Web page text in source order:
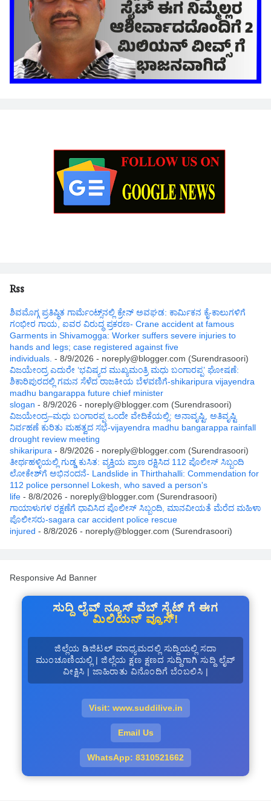
Rss
ಶಿವಮೊಗ್ಗ ಪ್ರತಿಷ್ಥಿತ ಗಾರ್ಮೆಂಟ್ಸ್‌ನಲ್ಲಿ ಕ್ರೇನ್ ಅವಘಡ: ಕಾರ್ಮಿಕನ ಕೈ-ಕಾಲುಗಳಿಗೆ
ಗಂಭೀರ ಗಾಯ, ಐವರ ವಿರುದ್ಧ ಪ್ರಕರಣ- Crane accident at famous
Garments in Shivamogga: Worker suffers severe injuries to
hands and legs; case registered against five
individuals. - 8/9/2026 - noreply@blogger.com (Surendrasoori)
ವಿಜಯೇಂದ್ರ ಎದುರೇ ‘ಭವಿಷ್ಯದ ಮುಖ್ಯಮಂತ್ರಿ ಮಧು ಬಂಗಾರಪ್ಪ’ ಘೋಷಣೆ:
ಶಿಕಾರಿಪುರದಲ್ಲಿ ಗಮನ ಸೆಳೆದ ರಾಜಕೀಯ ಬೆಳವಣಿಗೆ-shikaripura vijayendra
madhu bangarappa future chief minister
slogan - 8/9/2026 - noreply@blogger.com (Surendrasoori)
ವಿಜಯೇಂದ್ರ–ಮಧು ಬಂಗಾರಪ್ಪ ಒಂದೇ ವೇದಿಕೆಯಲ್ಲಿ: ಅನಾವೃಷ್ಟಿ, ಅತಿವೃಷ್ಟಿ
ನಿರ್ವಹಣೆ ಕುರಿತು ಮಹತ್ವದ ಸಭೆ-vijayendra madhu bangarappa rainfall
drought review meeting
shikaripura - 8/9/2026 - noreply@blogger.com (Surendrasoori)
ತೀರ್ಥಹಳ್ಳಿಯಲ್ಲಿ ಗುಡ್ಡ ಕುಸಿತ: ವ್ಯಕ್ತಿಯ ಪ್ರಾಣ ರಕ್ಷಿಸಿದ 112 ಪೊಲೀಸ್ ಸಿಬ್ಬಂದಿ
ಲೋಕೇಶ್‌ಗೆ ಅಭಿನಂದನೆ- Landslide in Thirthahalli: Commendation for
112 police personnel Lokesh, who saved a person's
life - 8/8/2026 - noreply@blogger.com (Surendrasoori)
ಗಾಯಾಳುಗಳ ರಕ್ಷಣೆಗೆ ಧಾವಿಸಿದ ಪೊಲೀಸ್ ಸಿಬ್ಬಂದಿ, ಮಾನವೀಯತೆ ಮೆರೆದ ಮಹಿಳಾ
ಪೊಲೀಸರು-sagara car accident police rescue
injured - 8/8/2026 - noreply@blogger.com (Surendrasoori)
Responsive Ad Banner
ಸುದ್ದಿ ಲೈವ್ ನ್ಯೂಸ್ ವೆಬ್ ಸೈಟ್ ಗೆ ಈಗ
ಮಿಲಿಯನ್ ವ್ಯೂಸ್!
ಜಿಲ್ಲೆಯ ಡಿಜಿಟಲ್ ಮಾಧ್ಯಮದಲ್ಲಿ ಸುದ್ದಿಯಲ್ಲಿ ಸದಾ
ಮುಂಚೂಣಿಯಲ್ಲಿ | ಜಿಲ್ಲೆಯ ಕ್ಷಣ ಕ್ಷಣದ ಸುದ್ದಿಗಾಗಿ ಸುದ್ದಿ ಲೈವ್
ವೀಕ್ಷಿಸಿ | ಜಾಹಿರಾತು ವಿನೊಂದಿಗೆ ಬೆಂಬಲಿಸಿ |
Visit: www.suddilive.in
Email Us
WhatsApp: 8310521662